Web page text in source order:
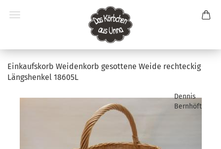
Einkaufskorb Weidenkorb gesottene Weide rechteckig
Längshenkel 18605L
Dennis
Bernhöft